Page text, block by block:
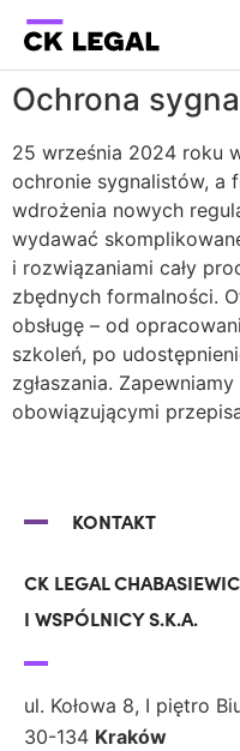
Ochrona
25 września 2024 roku
ochronie sygnalistów, a
wdrożenia nowych
wydawać
i rozwiązaniami cały
zbędnych formalności.
obsługę – od
szkoleń, po
zgłaszania.
obowiązującymi
KONTAKT
CK LEGAL
I WSPÓLNICY S.K.A.
ul. Kołowa 8, I piętro
30-134 Kraków